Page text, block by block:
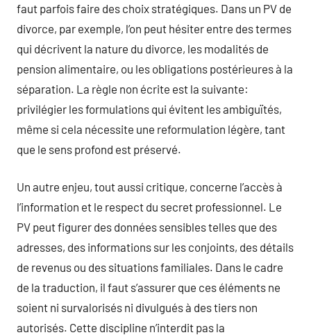
faut parfois faire des choix stratégiques. Dans un PV de
divorce, par exemple, l’on peut hésiter entre des termes
qui décrivent la nature du divorce, les modalités de
pension alimentaire, ou les obligations postérieures à la
séparation. La règle non écrite est la suivante:
privilégier les formulations qui évitent les ambiguïtés,
même si cela nécessite une reformulation légère, tant
que le sens profond est préservé.
Un autre enjeu, tout aussi critique, concerne l’accès à
l’information et le respect du secret professionnel. Le
PV peut figurer des données sensibles telles que des
adresses, des informations sur les conjoints, des détails
de revenus ou des situations familiales. Dans le cadre
de la traduction, il faut s’assurer que ces éléments ne
soient ni survalorisés ni divulgués à des tiers non
autorisés. Cette discipline n’interdit pas la